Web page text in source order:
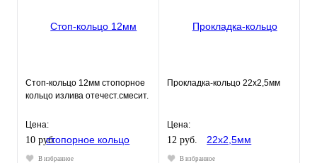
Стоп-кольцо 12мм стопорное
кольцо излива отечест.смесит.
Цена:
10 руб.
В избранное
Прокладка-кольцо 22х2,5мм
Цена:
12 руб.
В избранное